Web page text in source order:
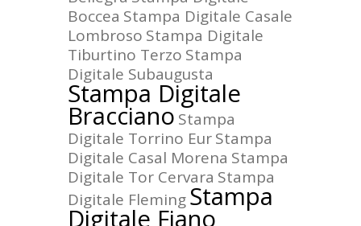
Boccea Stampa Digitale Casale
Lombroso Stampa Digitale
Tiburtino Terzo Stampa
Digitale Subaugusta
Stampa Digitale
Bracciano Stampa
Digitale Torrino EurStampa
Digitale Casal Morena Stampa
Digitale Tor Cervara Stampa
Digitale FlemingStampa
Digitale Fiano